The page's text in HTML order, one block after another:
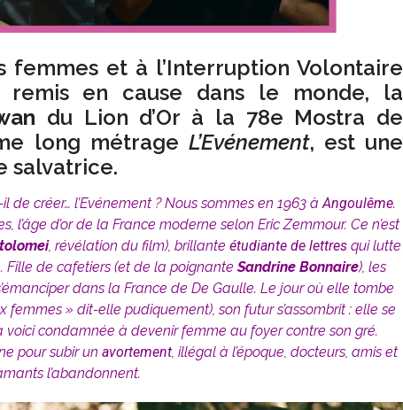
femmes et à l’Interruption Volontaire
remis en cause dans le monde, la
du Lion d’Or à la 78e Mostra de
long métrage L’Evénement, est une
salvatrice.
créer… l’Evénement ? Nous sommes en 1963 àAngoulême.
l’âge d’or de la France moderne selon Eric Zemmour. Ce n’est
, révélation du film), brillanteétudiante de lettres qui lutte
Fille de cafetiers (et de la poignanteSandrine Bonnaire), les
dans la France de De Gaulle. Le jour où elle tombe
femmes » dit-elle pudiquement), son futur s’assombrit : elle se
condamnée à devenir femme au foyer contre son gré.
pour subir un avortement, illégal à l’époque, docteurs, amis et
l’abandonnent.